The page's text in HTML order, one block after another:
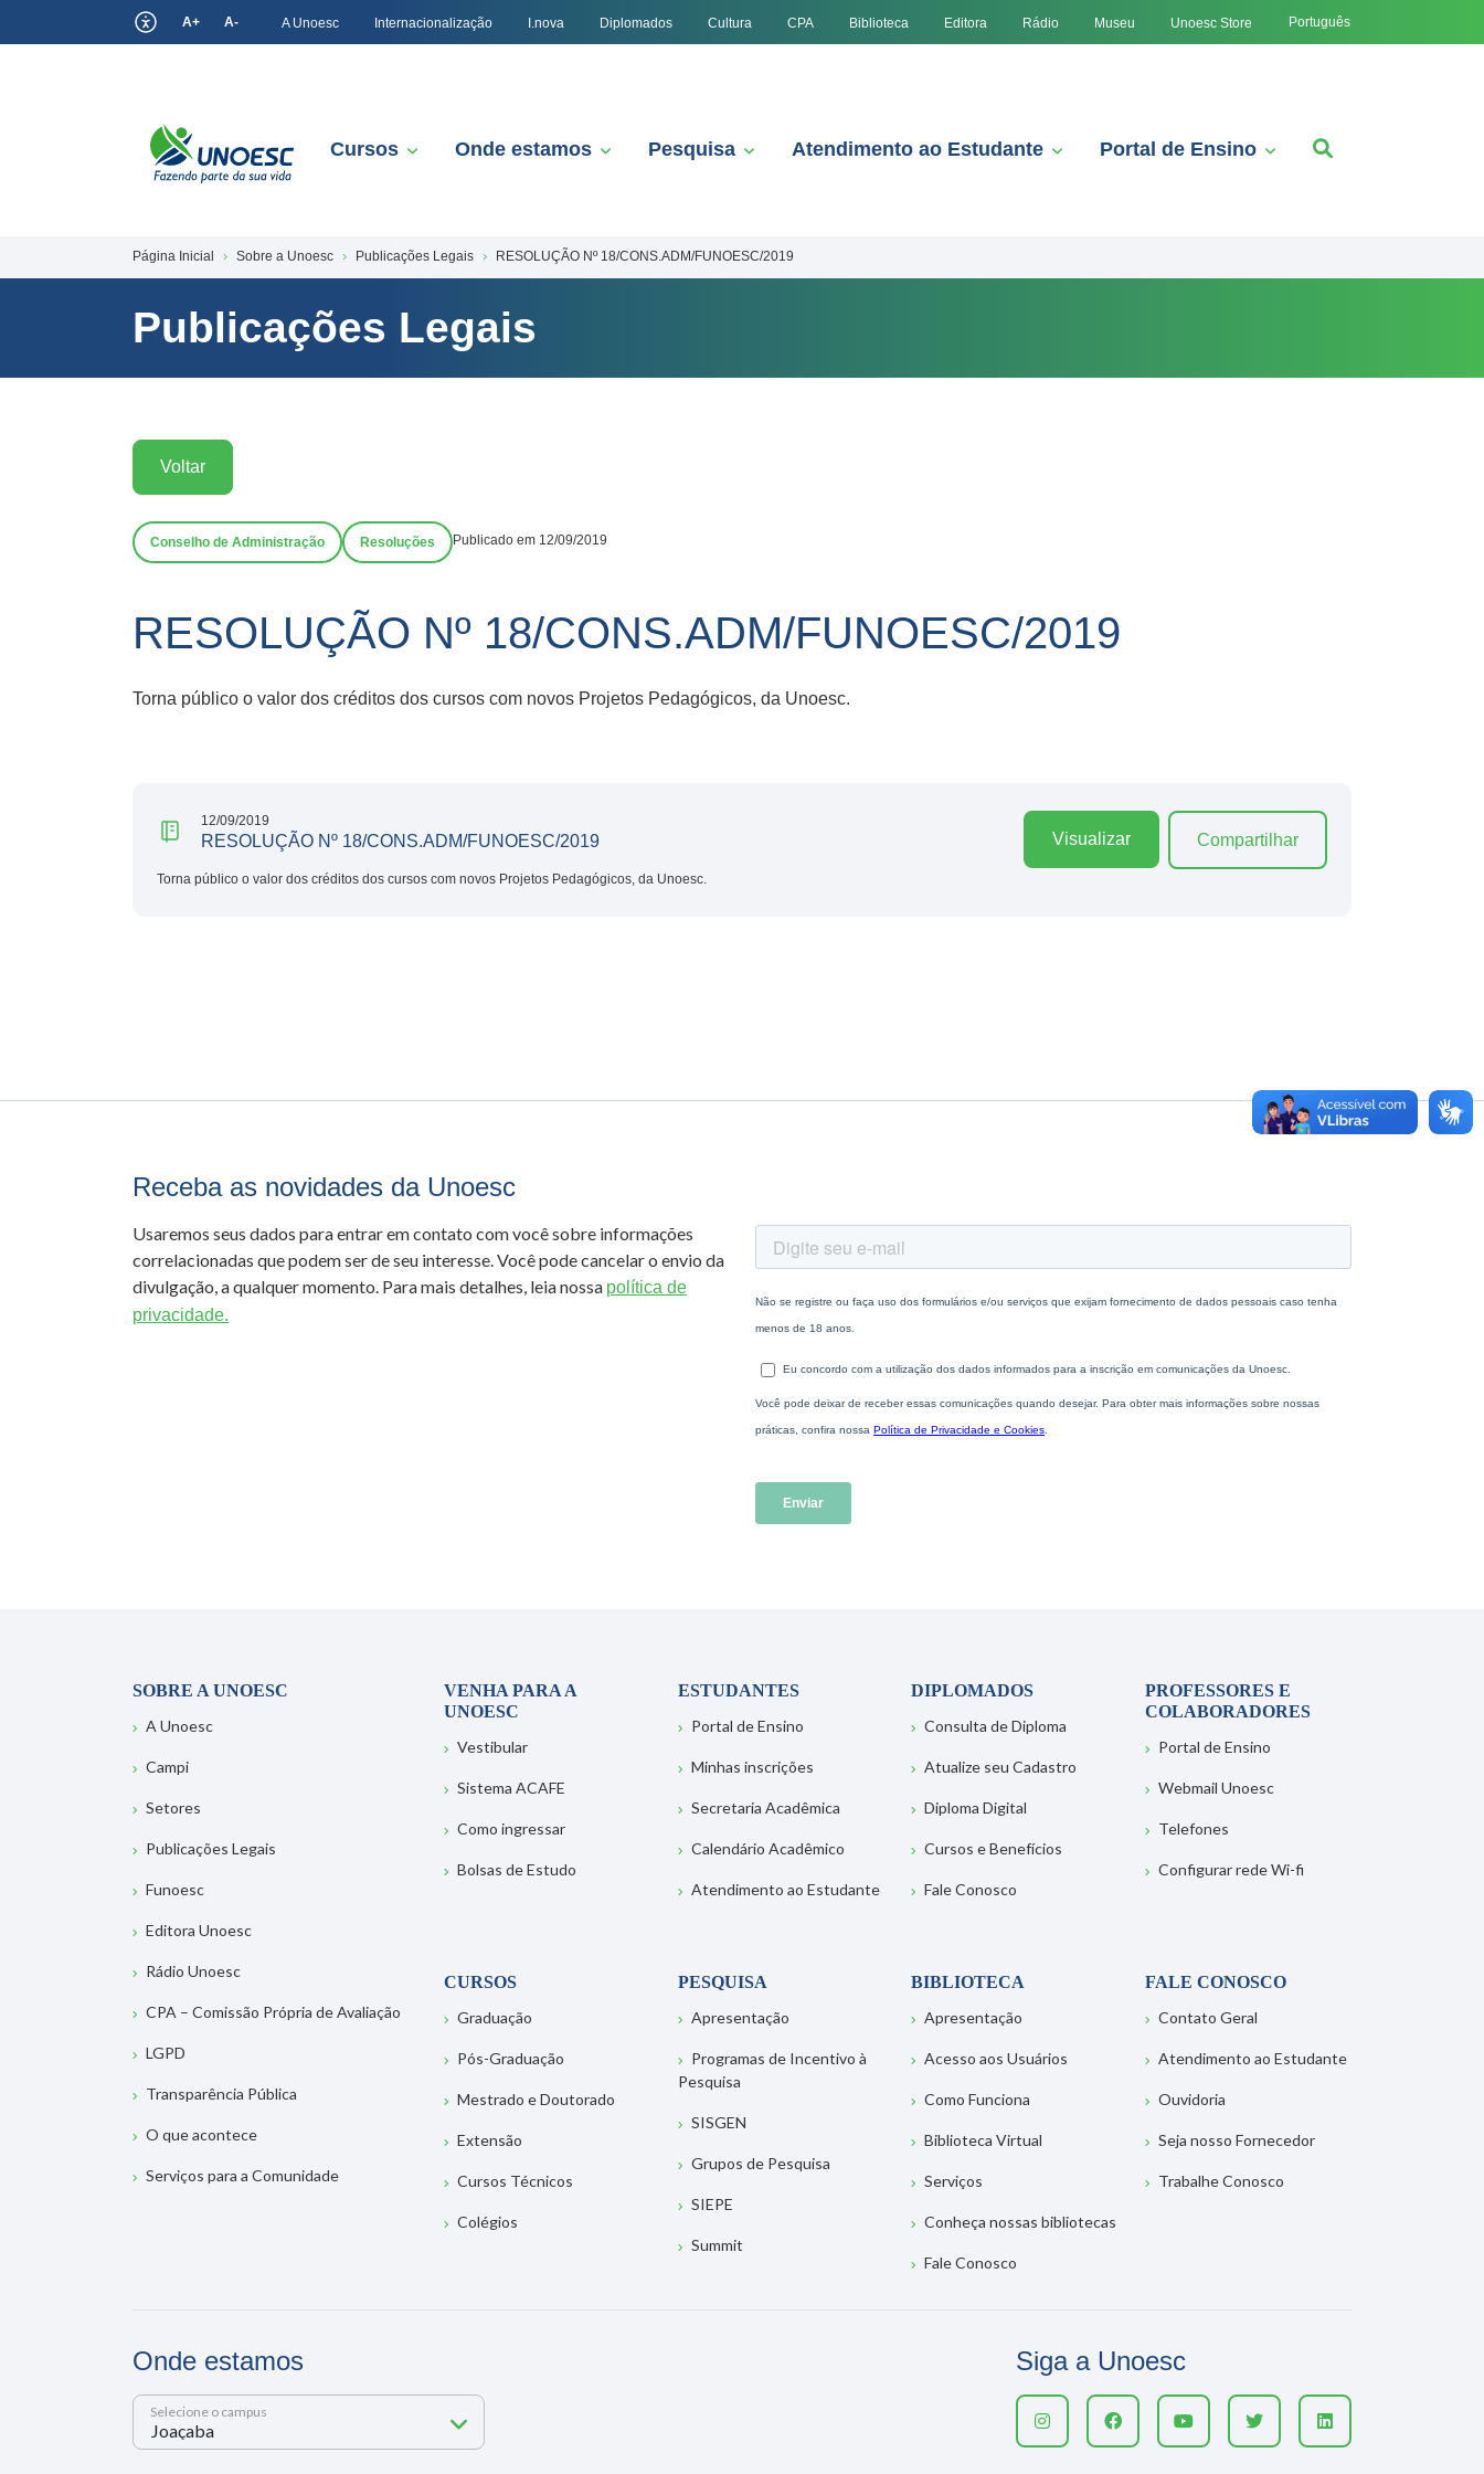
A+ A- A Unoesc Internacionalização I.nova Diplomados Cultura CPA Biblioteca Editora Rádio Museu Unoesc Store Português
Cursos Onde estamos Pesquisa Atendimento ao Estudante Portal de Ensino
Página Inicial Sobre a Unoesc Publicações Legais RESOLUÇÃO Nº 18/CONS.ADM/FUNOESC/2019
Publicações Legais
Voltar
Conselho de Administração Resoluções Publicado em 12/09/2019
RESOLUÇÃO Nº 18/CONS.ADM/FUNOESC/2019
Torna público o valor dos créditos dos cursos com novos Projetos Pedagógicos, da Unoesc.
12/09/2019
RESOLUÇÃO Nº 18/CONS.ADM/FUNOESC/2019
Torna público o valor dos créditos dos cursos com novos Projetos Pedagógicos, da Unoesc.
Visualizar Compartilhar
Receba as novidades da Unoesc
Usaremos seus dados para entrar em contato com você sobre informações
correlacionadas que podem ser de seu interesse. Você pode cancelar o envio da
divulgação, a qualquer momento. Para mais detalhes, leia nossa política de
privacidade.
SOBRE A UNOESC
A Unoesc
Campi
Setores
Publicações Legais
Funoesc
Editora Unoesc
Rádio Unoesc
CPA – Comissão Própria de Avaliação
LGPD
Transparência Pública
O que acontece
Serviços para a Comunidade
VENHA PARA A
UNOESC
Vestibular
Sistema ACAFE
Como ingressar
Bolsas de Estudo
ESTUDANTES
Portal de Ensino
Minhas inscrições
Secretaria Acadêmica
Calendário Acadêmico
Atendimento ao Estudante
DIPLOMADOS
Consulta de Diploma
Atualize seu Cadastro
Diploma Digital
Cursos e Benefícios
Fale Conosco
PROFESSORES E
COLABORADORES
Portal de Ensino
Webmail Unoesc
Telefones
Configurar rede Wi-fi
CURSOS
Graduação
Pós-Graduação
Mestrado e Doutorado
Extensão
Cursos Técnicos
Colégios
PESQUISA
Apresentação
Programas de Incentivo à
Pesquisa
SISGEN
Grupos de Pesquisa
SIEPE
Summit
BIBLIOTECA
Apresentação
Acesso aos Usuários
Como Funciona
Biblioteca Virtual
Serviços
Conheça nossas bibliotecas
Fale Conosco
FALE CONOSCO
Contato Geral
Atendimento ao Estudante
Ouvidoria
Seja nosso Fornecedor
Trabalhe Conosco
Onde estamos
Selecione o campus
Siga a Unoesc